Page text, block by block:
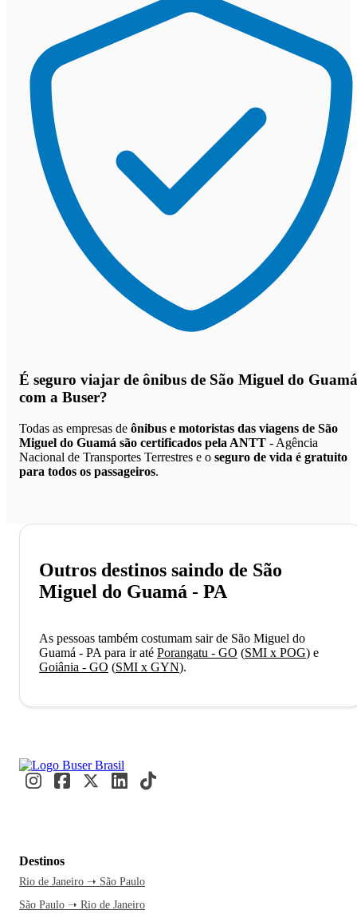
É seguro viajar de ônibus de São Miguel do Guamá
com a Buser?
Todas as empresas de ônibus e motoristas das viagens de São
Miguel do Guamá são certificados pela ANTT - Agência
Nacional de Transportes Terrestres e o seguro de vida é gratuito
para todos os passageiros.
Outros destinos saindo de São
Miguel do Guamá - PA
As pessoas também costumam sair de São Miguel do
Guamá - PA para ir até Porangatu - GO (SMI x POG) e
Goiânia - GO (SMI x GYN).
Destinos
Rio de Janeiro ➝ São Paulo
São Paulo ➝ Rio de Janeiro